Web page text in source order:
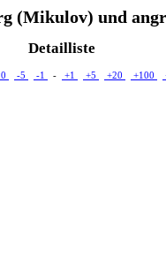
(Mikulov) und
Detailliste
-5 -1 - +1 +5 +20 +100